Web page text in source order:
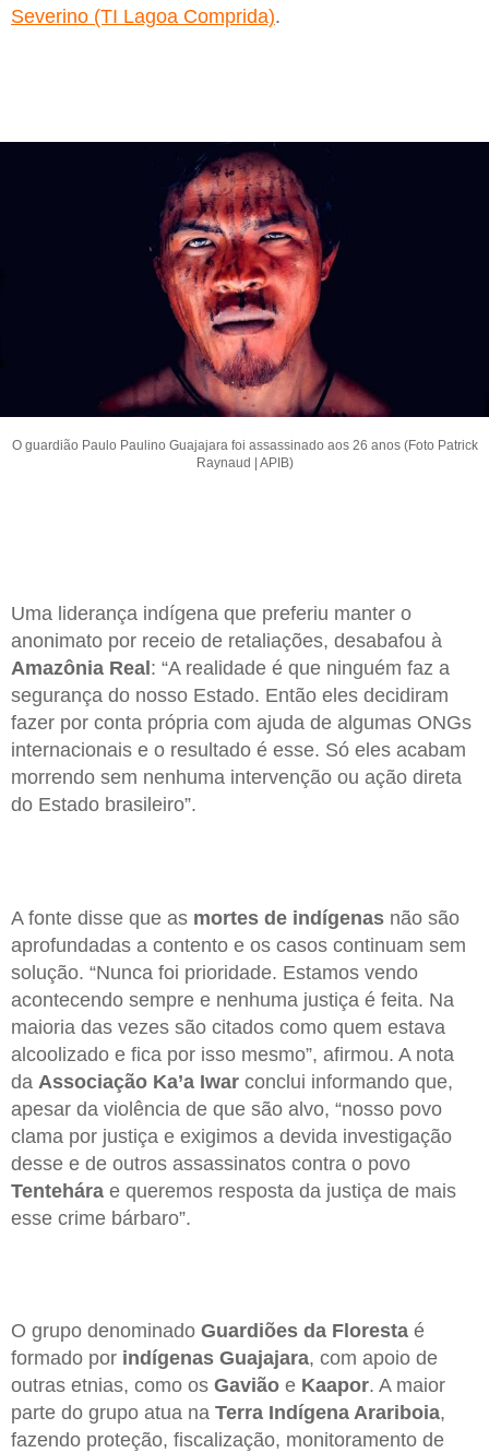
Severino (TI Lagoa Comprida).
O guardião Paulo Paulino Guajajara foi assassinado aos 26 anos (Foto Patrick
Raynaud | APIB)
Uma liderança indígena que preferiu manter o
anonimato por receio de retaliações, desabafou à
Amazônia Real : “A realidade é que ninguém faz a
segurança do nosso Estado. Então eles decidiram
fazer por conta própria com ajuda de algumas ONGs
internacionais e o resultado é esse. Só eles acabam
morrendo sem nenhuma intervenção ou ação direta
do Estado brasileiro”.
A fonte disse que as mortes de indígenas não são
aprofundadas a contento e os casos continuam sem
solução. “Nunca foi prioridade. Estamos vendo
acontecendo sempre e nenhuma justiça é feita. Na
maioria das vezes são citados como quem estava
alcoolizado e fica por isso mesmo”, afirmou. A nota
da Associação Ka’a Iwar conclui informando que,
apesar da violência de que são alvo, “nosso povo
clama por justiça e exigimos a devida investigação
desse e de outros assassinatos contra o povo
Tentehára e queremos resposta da justiça de mais
esse crime bárbaro”.
O grupo denominado Guardiões da Floresta é
formado por indígenas Guajajara, com apoio de
outras etnias, como os Gavião e Kaapor. A maior
parte do grupo atua na Terra Indígena Arariboia,
fazendo proteção, fiscalização, monitoramento de